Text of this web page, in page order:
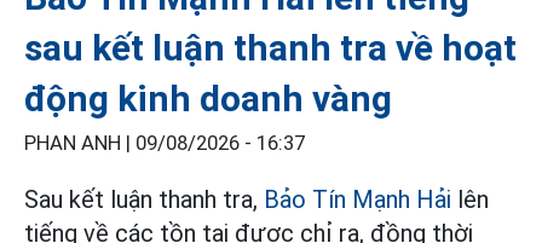
sau kết luận thanh tra về hoạt
động kinh doanh vàng
PHAN ANH | 09/08/2026 - 16:37
Sau kết luận thanh tra, Bảo Tín Mạnh Hải lên
tiếng về các tồn tại được chỉ ra, đồng thời